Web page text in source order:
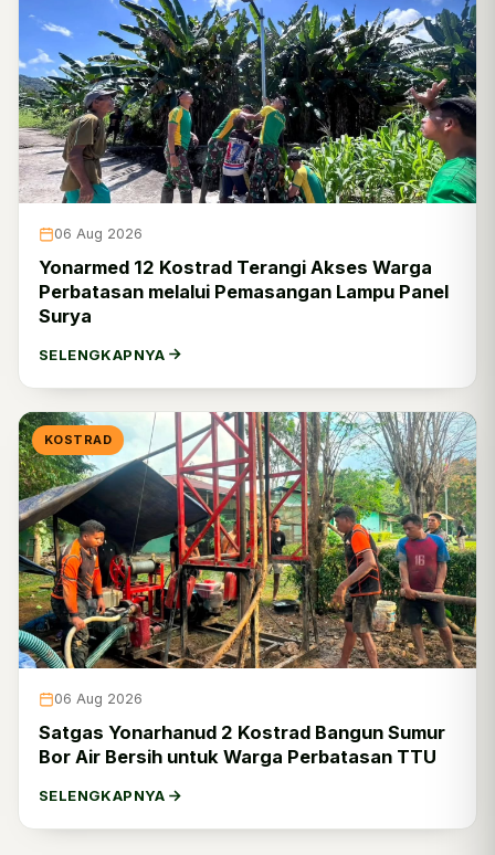
06 Aug 2026
Yonarmed 12 Kostrad Terangi Akses Warga
Perbatasan melalui Pemasangan Lampu Panel
Surya
SELENGKAPNYA
KOSTRAD
06 Aug 2026
Satgas Yonarhanud 2 Kostrad Bangun Sumur
Bor Air Bersih untuk Warga Perbatasan TTU
SELENGKAPNYA